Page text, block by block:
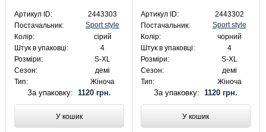
Артикул ID:
2443303
Постачальник:
Sport style
Колір:
сірий
Штук в упаковці:
4
Розміри:
S-XL
Сезон:
демі
Тип:
Жіноча
За упаковку: 1120 грн.
У кошик
Артикул ID:
2443302
Постачальник:
Sport style
Колір:
чорний
Штук в упаковці:
4
Розміри:
S-XL
Сезон:
демі
Тип:
Жіноча
За упаковку:1120 грн.
У кошик